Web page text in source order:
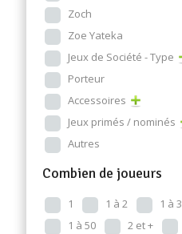
Zoch
Zoe Yateka
Jeux de Société - Type
Porteur
Accessoires
Jeux primés / nominés
Autres
Combien de joueurs
1 1 à 2 1 à 3
1 à 50
2 et +